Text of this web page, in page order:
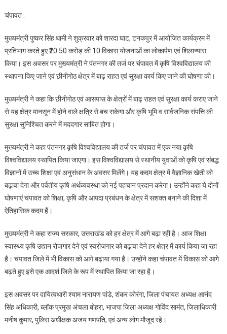
जाएगा
कृषि
विश्वविद्यालय:
सीएम
चंपावत :
मुख्यमंत्री पुष्कर सिंह धामी ने शुक्रवार को शारदा घाट, टनकपुर में आयोजित कार्यक्रम में
प्रतिभाग करते हुए ₹20.50 करोड़ की 10 विकास योजनाओं का लोकार्पण एवं शिलान्यास
किया। इस अवसर पर मुख्यमंत्री ने पंतनगर की तर्ज पर चंपावत में कृषि विश्वविद्यालय की
स्थापना किए जाने एवं छीनीगोठ क्षेत्र में बाढ़ राहत एवं सुरक्षा कार्य किए जाने की घोषणा की।
मुख्यमंत्री ने कहा कि छीनीगोठ एवं आसपास के क्षेत्रों में बाढ़ राहत एवं सुरक्षा कार्य कराए जाने
से यह क्षेत्र मानसून में होने वाले क्षत्रि से बच सकेगा और कृषि भूमि व सार्वजनिक संपत्ति की
सुरक्षा सुनिश्चित करने में मददगार साबित होगा।
मुख्यमंत्री ने कहा पंतनगर कृषि विश्वविद्यालय की तर्ज पर चंपावत में एक नया कृषि
विश्वविद्यालय स्थापित किया जाएगा। इस विश्वविद्यालय से स्थानीय युवाओं को कृषि एवं संबद्ध
विज्ञानों में उच्च शिक्षा एवं अनुसंधान के अवसर मिलेंगे। यह कदम क्षेत्र में वैज्ञानिक खेती को
बढ़ावा देगा और पर्वतीय कृषि अर्थव्यवस्था को नई पहचान प्रदान करेगा। उन्होंने कहा ये दोनों
घोषणाएं चंपावत को शिक्षा, कृषि और आपदा प्रबंधन के क्षेत्र में सशक्त बनाने की दिशा में
ऐतिहासिक कदम हैं।
मुख्यमंत्री ने कहा राज्य सरकार, उत्तराखंड को हर क्षेत्र में आगे बढ़ा रही है। आज शिक्षा
स्वास्थ्य कृषि उद्यान रोजगार देने एवं स्वरोजगार को बढ़ावा देने हर क्षेत्र में कार्य किया जा रहा
है। चंपावत जिले में भी विकास को आगे बढ़ाया गया है। उन्होंने कहा चंपावत में विकास को आगे
बढ़ते हुए इसे एक आदर्श जिले के रूप में स्थापित किया जा रहा है।
इस अवसर पर दायित्वधारी श्याम नारायण पांडे, शंकर कोरंगा, जिला पंचायत अध्यक्ष आनंद
सिंह अधिकारी, ब्लॉक प्रमुख अंचला बोहरा, भाजपा जिला अध्यक्ष गोविंद सामंत, जिलाधिकारी
मनीष कुमार, पुलिस अधीक्षक अजय गणपति, एवं अन्य लोग मौजूद रहे।